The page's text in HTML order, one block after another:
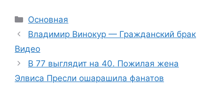
Рубрики
Основная
Владимир Винокур — Гражданский брак
Видео
В 77 выглядит на 40. Пожилая жена
Элвиса Пресли ошарашила фанатов